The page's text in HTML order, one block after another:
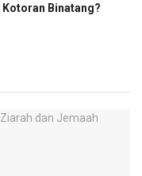
Binatang?